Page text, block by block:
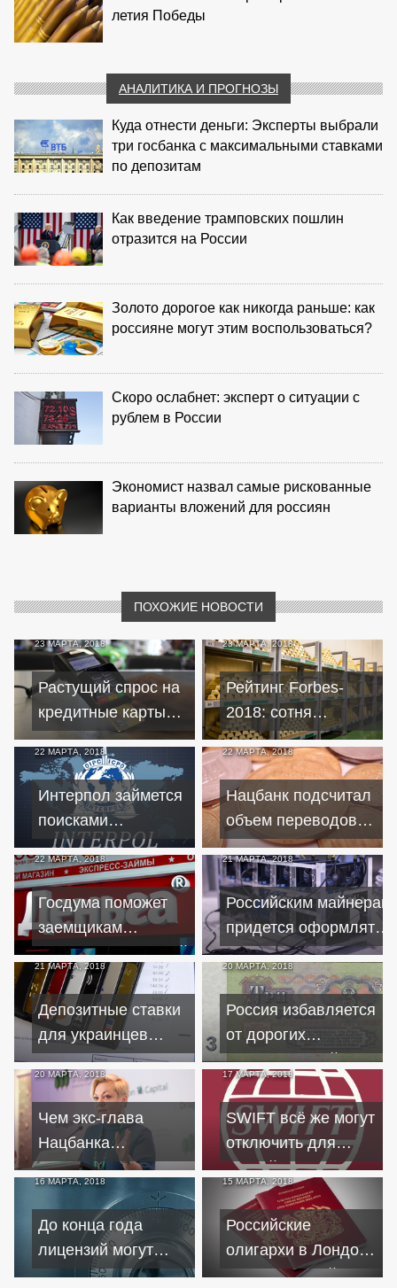
летия Победы
АНАЛИТИКА И ПРОГНОЗЫ
Куда отнести деньги: Эксперты выбрали
три госбанка с максимальными ставками
по депозитам
Как введение трамповских пошлин
отразится на России
Золото дорогое как никогда раньше: как
россияне могут этим воспользоваться?
Скоро ослабнет: эксперт о ситуации с
рублем в России
Экономист назвал самые рискованные
варианты вложений для россиян
ПОХОЖИЕ НОВОСТИ
23 МАРТА, 2018
Растущий спрос на
кредитные карты
становится
опасным
23 МАРТА, 2018
Рейтинг Forbes-
2018: сотня
надежных
российских банков
22 МАРТА, 2018
Интерпол займется
поисками
похитившего
миллиарды
банкира
22 МАРТА, 2018
Нацбанк подсчитал
объем переводов в
Украину
22 МАРТА, 2018
Госдума поможет
заемщикам
избежать кредитной
кабалы?
21 МАРТА, 2018
Российским майнерам
придется оформлять
предпринимательство
21 МАРТА, 2018
Депозитные ставки
для украинцев
остались прежними,
зато выросли
проценты по
кредитам
20 МАРТА, 2018
Россия избавляется
от дорогих
заимствований
бывшего СССР
20 МАРТА, 2018
Чем экс-глава
Нацбанка
запомнится
украинцам?
17 МАРТА, 2018
SWIFT всё же могут
отключить для
российских банков
16 МАРТА, 2018
До конца года
лицензий могут
лишиться 60
15 МАРТА, 2018
Российские
олигархи в Лондоне
ждут массовой